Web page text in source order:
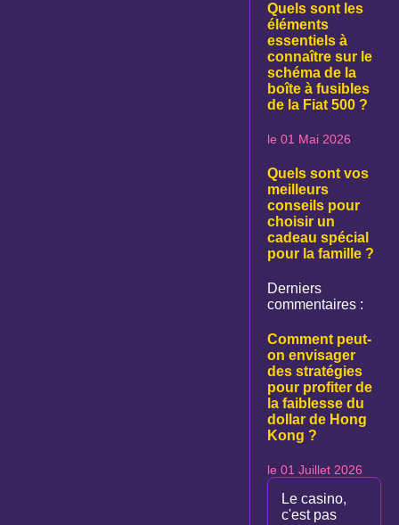
Quels sont les
éléments
essentiels à
connaître sur le
schéma de la
boîte à fusibles
de la Fiat 500 ?
le 01 Mai 2026
Quels sont vos
meilleurs
conseils pour
choisir un
cadeau spécial
pour la famille ?
Derniers
commentaires :
Comment peut-
on envisager
des stratégies
pour profiter de
la faiblesse du
dollar de Hong
Kong ?
le 01 Juillet 2026
Le casino,
c'est pas